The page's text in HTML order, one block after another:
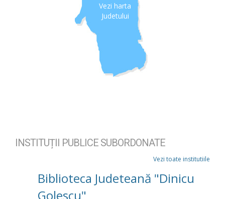
Vezi harta
Judetului
INSTITUȚII PUBLICE SUBORDONATE
Vezi toate institutiile
Biblioteca Judeteană "Dinicu
Golescu"